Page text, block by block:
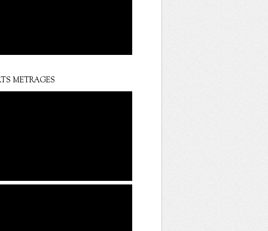
METRAGES